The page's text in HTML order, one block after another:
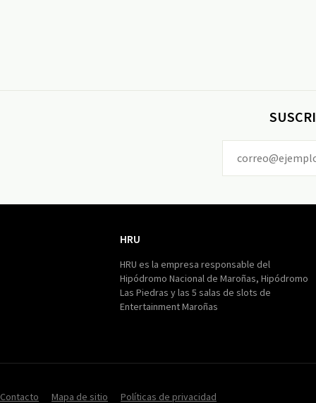
HRU
HRU es la empresa responsable del
Hipódromo Nacional de Maroñas, Hipódromo
Las Piedras y las 5 salas de slots de
Entertainment Maroñas
Contacto Mapa de sitio Políticas de privacidad